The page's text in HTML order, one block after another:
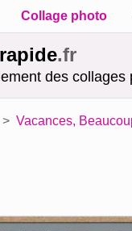
Collage photo
rapide.fr
des collages
Vacances,